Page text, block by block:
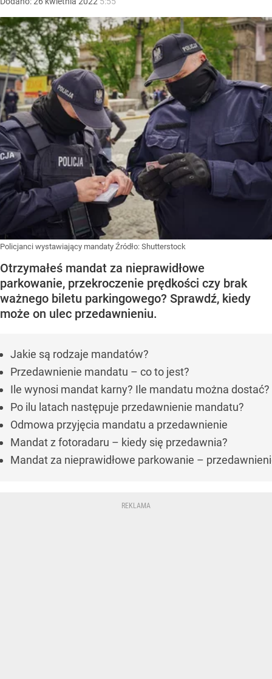
Policjanci wystawiający mandaty Źródło: Shutterstock
Otrzymałeś mandat za nieprawidłowe
parkowanie, przekroczenie prędkości czy brak
ważnego biletu parkingowego? Sprawdź, kiedy
może on ulec przedawnieniu.
Jakie są rodzaje mandatów?
Przedawnienie mandatu – co to jest?
Ile wynosi mandat karny? Ile mandatu można dostać?
Po ilu latach następuje przedawnienie mandatu?
Odmowa przyjęcia mandatu a przedawnienie
Mandat z fotoradaru – kiedy się przedawnia?
Mandat za nieprawidłowe parkowanie –